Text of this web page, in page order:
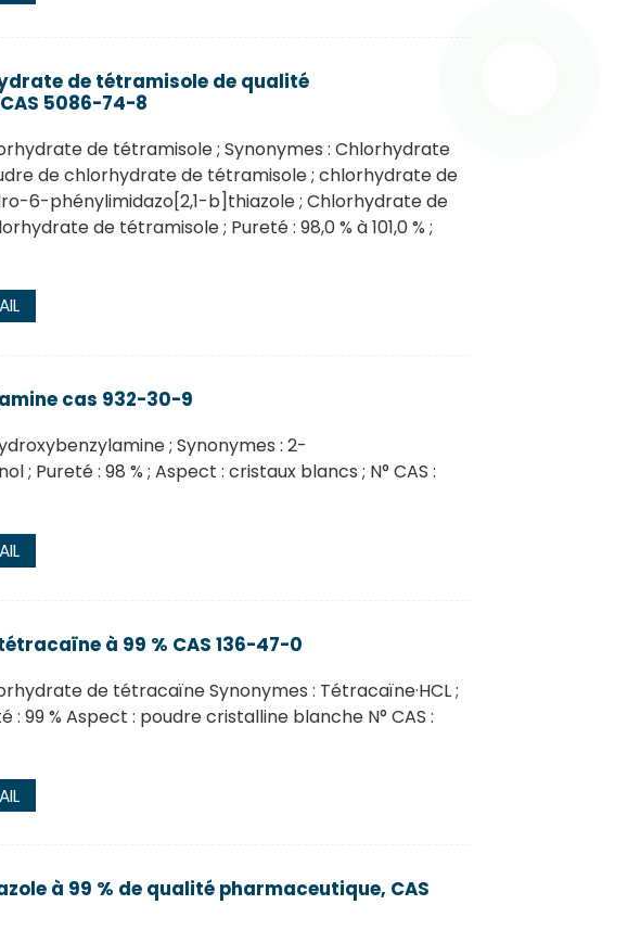
de tétramisole de qualité
5086-74-8
de tétramisole ; Synonymes : Chlorhydrate
de chlorhydrate de tétramisole ; chlorhydrate de
6-phénylimidazo[2,1-b]thiazole ; Chlorhydrate de
de tétramisole ; Pureté : 98,0 % à 101,0 % ;
cas 932-30-9
; Synonymes : 2-
; Pureté : 98 % ; Aspect : cristaux blancs ; N° CAS :
à 99 % CAS 136-47-0
de tétracaïne Synonymes : Tétracaïne·HCL ;
99 % Aspect : poudre cristalline blanche N° CAS :
à 99 % de qualité pharmaceutique, CAS